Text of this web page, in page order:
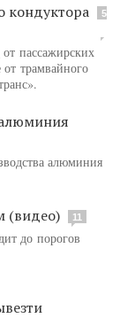
кондуктора 5
пассажирских
трамвайного
алюминия
(видео) 11
до порогов